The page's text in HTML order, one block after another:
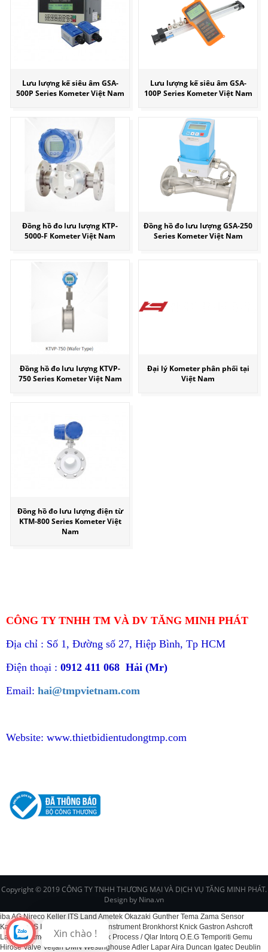
Lưu lượng kế siêu âm GSA-
500P Series Kometer Việt Nam
Lưu lượng kế siêu âm GSA-
100P Series Kometer Việt Nam
Đồng hồ đo lưu lượng KTP-
5000-F Kometer Việt Nam
Đồng hồ đo lưu lượng GSA-250
Series Kometer Việt Nam
Đồng hồ đo lưu lượng KTVP-
750 Series Kometer Việt Nam
Đại lý Kometer phân phối tại
Việt Nam
Đồng hồ đo lưu lượng điện từ
KTM-800 Series Kometer Việt
Nam
CÔNG TY TNHH TM VÀ DV TĂNG MINH PHÁT
Địa chỉ : Số 1, Đường số 27, Hiệp Bình, Tp HCM
Điện thoại : 0912 411 068 Hải (Mr)
Email: hai@tmpvietnam.com
Website: www.thietbidientudongtmp.com
Copyright © 2019 CÔNG TY TNHH THƯƠNG MẠI VÀ DỊCH VỤ TĂNG MINH PHÁT.
Design by Nina.vn
Xin chào !
iba AG Nireco Keller ITS Land Ametek Okazaki Gunther Tema Zama Sensor
Kawaso CS Instruments EPI Fox Instrument Bronkhorst Knick Gastron Ashcroft
Labom Dittmer Kelk BCS Schenck Process / Qlar Intorq O.E.G Temporiti Gemu
Hirose Valve Veljan DMN Westinghouse Adler Lapar Aira Duncan Igatec Deublin